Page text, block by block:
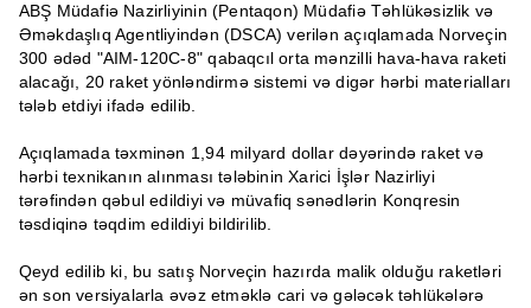
ABŞ Müdafiə Nazirliyinin (Pentaqon) Müdafiə Təhlükəsizlik və
Əməkdaşlıq Agentliyindən (DSCA) verilən açıqlamada Norveçin
300 ədəd "AIM-120C-8" qabaqcıl orta mənzilli hava-hava raketi
alacağı, 20 raket yönləndirmə sistemi və digər hərbi materialları
tələb etdiyi ifadə edilib.
Açıqlamada təxminən 1,94 milyard dollar dəyərində raket və
hərbi texnikanın alınması tələbinin Xarici İşlər Nazirliyi
tərəfindən qəbul edildiyi və müvafiq sənədlərin Konqresin
təsdiqinə təqdim edildiyi bildirilib.
Qeyd edilib ki, bu satış Norveçin hazırda malik olduğu raketləri
ən son versiyalarla əvəz etməklə cari və gələcək təhlükələrə